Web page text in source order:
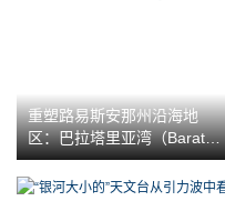
重塑路易斯安那州沿海地
区：巴拉塔里亚湾（Baratari
a Bay）慢慢溜走